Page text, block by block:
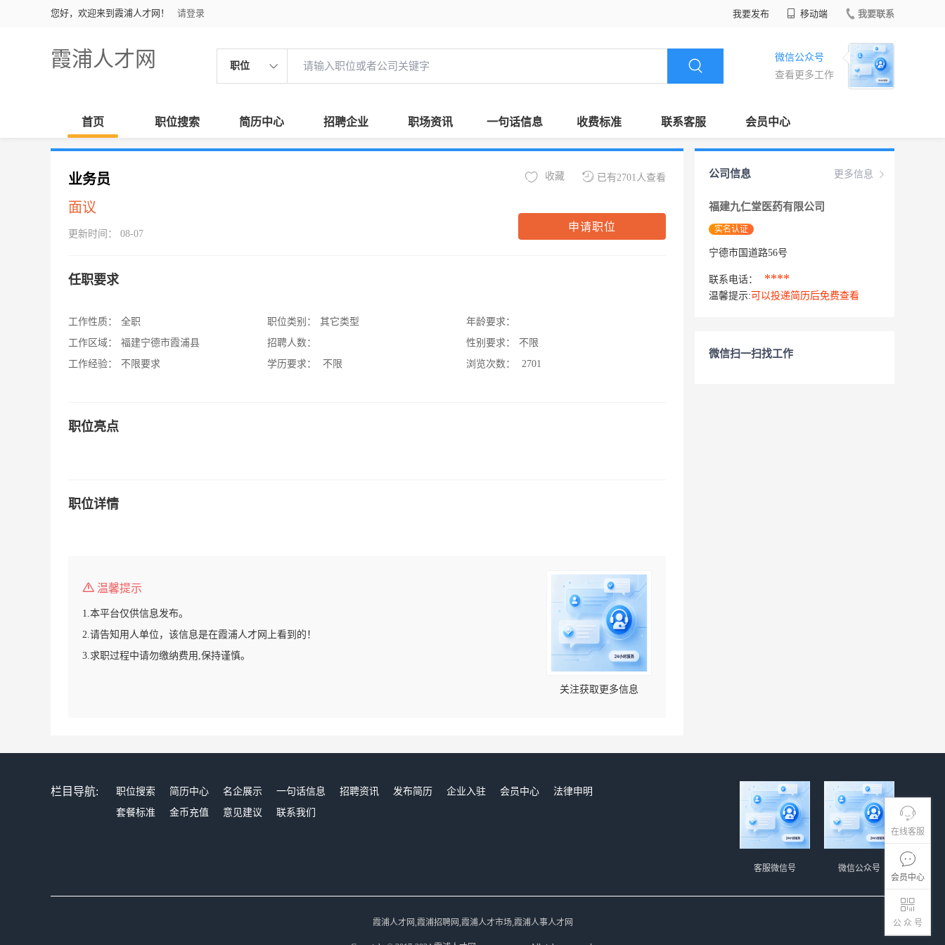
您好，欢迎来到霞浦人才网！ 请登录 我要发布 移动端 我要联系
霞浦人才网 职位
微信公众号
查看更多工作
首页 职位搜索 简历中心 招聘企业 职场资讯 一句话信息 收费标准 联系客服 会员中心
在线客服
会员中心
公 众 号
业务员
面议
更新时间： 08-07
已有2701人查看
收藏
申请职位
任职要求
工作性质：
全职
工作区域：
福建宁德市霞浦县
工作经验：
不限要求
职位类别：
其它类型
招聘人数：
学历要求：
不限
年龄要求：
性别要求：
不限
浏览次数：
2701
职位亮点
职位详情
温馨提示
1.本平台仅供信息发布。
2.请告知用人单位，该信息是在霞浦人才网上看到的！
3.求职过程中请勿缴纳费用,保持谨慎。
关注获取更多信息
更多信息
公司信息
福建九仁堂医药有限公司
实名认证
宁德市国道路56号
联系电话： ****
温馨提示: 可以投递简历后免费查看
微信扫一扫找工作
栏目导航: 职位搜索 简历中心 名企展示 一句话信息 招聘资讯 发布简历 企业入驻 会员中心
法律申明
套餐标准
金币充值 意见建议 联系我们
微信公众号
客服微信号
霞浦人才网,霞浦招聘网,霞浦人才市场,霞浦人事人才网